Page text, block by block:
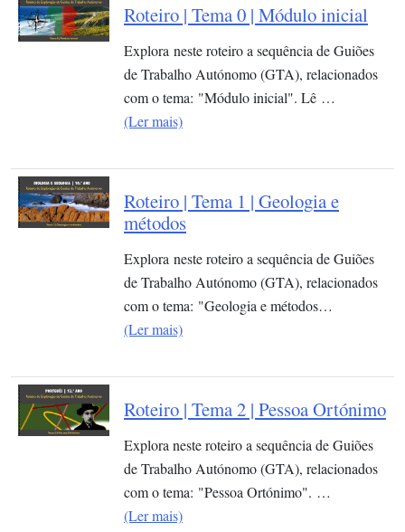
Roteiro | Tema 0 | Módulo inicial
Explora neste roteiro a sequência de Guiões
de Trabalho Autónomo (GTA), relacionados
com o tema: "Módulo inicial". Lê …
(Ler mais)
Roteiro | Tema 1 | Geologia e
métodos
Explora neste roteiro a sequência de Guiões
de Trabalho Autónomo (GTA), relacionados
com o tema: "Geologia e métodos…
(Ler mais)
Roteiro | Tema 2 | Pessoa Ortónimo
Explora neste roteiro a sequência de Guiões
de Trabalho Autónomo (GTA), relacionados
com o tema: "Pessoa Ortónimo". …
(Ler mais)